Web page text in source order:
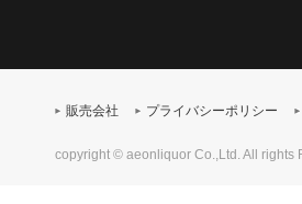
販売会社 プライバシーポリシー
copyright © aeonliquor Co.,Ltd. All rights